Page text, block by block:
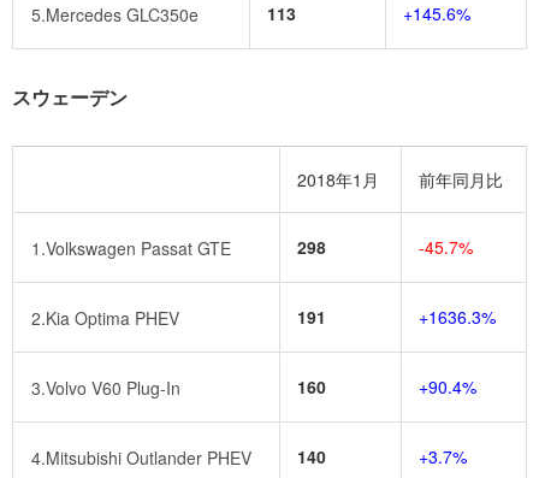
5.Mercedes GLC350e 113 +145.6%
スウェーデン
2018年1月 前年同月比
1.Volkswagen Passat GTE 298 -45.7%
2.Kia Optima PHEV 191 +1636.3%
3.Volvo V60 Plug-In 160 +90.4%
4.Mitsubishi Outlander PHEV 140 +3.7%